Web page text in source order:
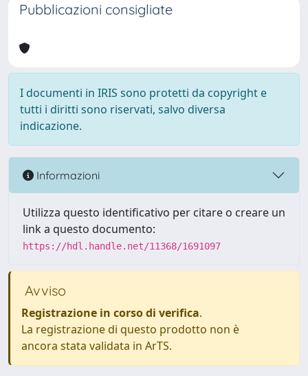
Pubblicazioni consigliate
I documenti in IRIS sono protetti da copyright e
tutti i diritti sono riservati, salvo diversa
indicazione.
Informazioni
Utilizza questo identificativo per citare o creare un
link a questo documento:
https://hdl.handle.net/11368/1691097
Avviso
Registrazione in corso di verifica.
La registrazione di questo prodotto non è
ancora stata validata in ArTS.